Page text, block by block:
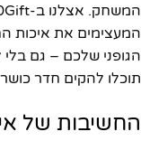
המעצימים את איכות
הגופני שלכם – גם
תוכלו להקים חדר
החשיבות של